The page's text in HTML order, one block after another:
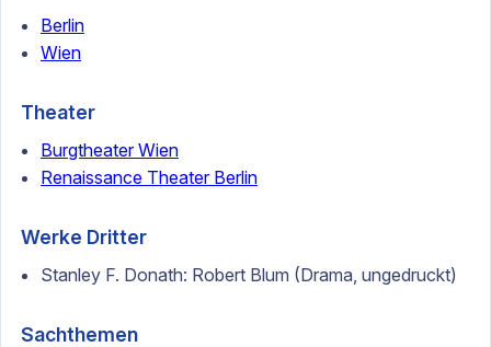
Berlin
Wien
Theater
Burgtheater Wien
Renaissance Theater Berlin
Werke Dritter
Stanley F. Donath: Robert Blum (Drama, ungedruckt)
Sachthemen